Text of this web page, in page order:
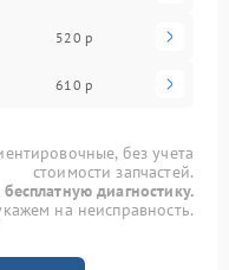
520 р
610 р
без учета
стоимости запчастей.
диагностику.
на неисправность.